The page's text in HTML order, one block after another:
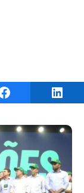
Share on Facebook